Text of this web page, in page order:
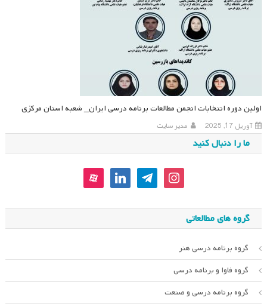
اولین دوره انتخابات انجمن مطالعات برنامه درسی ایران_ شعبه استان مرکزی
آوریل 17, 2025 مدیر سایت
ما را دنبال کنید
instagram
telegram
linkedin
aparat
گروه های مطالعاتی
گروه برنامه درسی هنر
گروه فاوا و برنامه درسی
گروه برنامه درسی و صنعت